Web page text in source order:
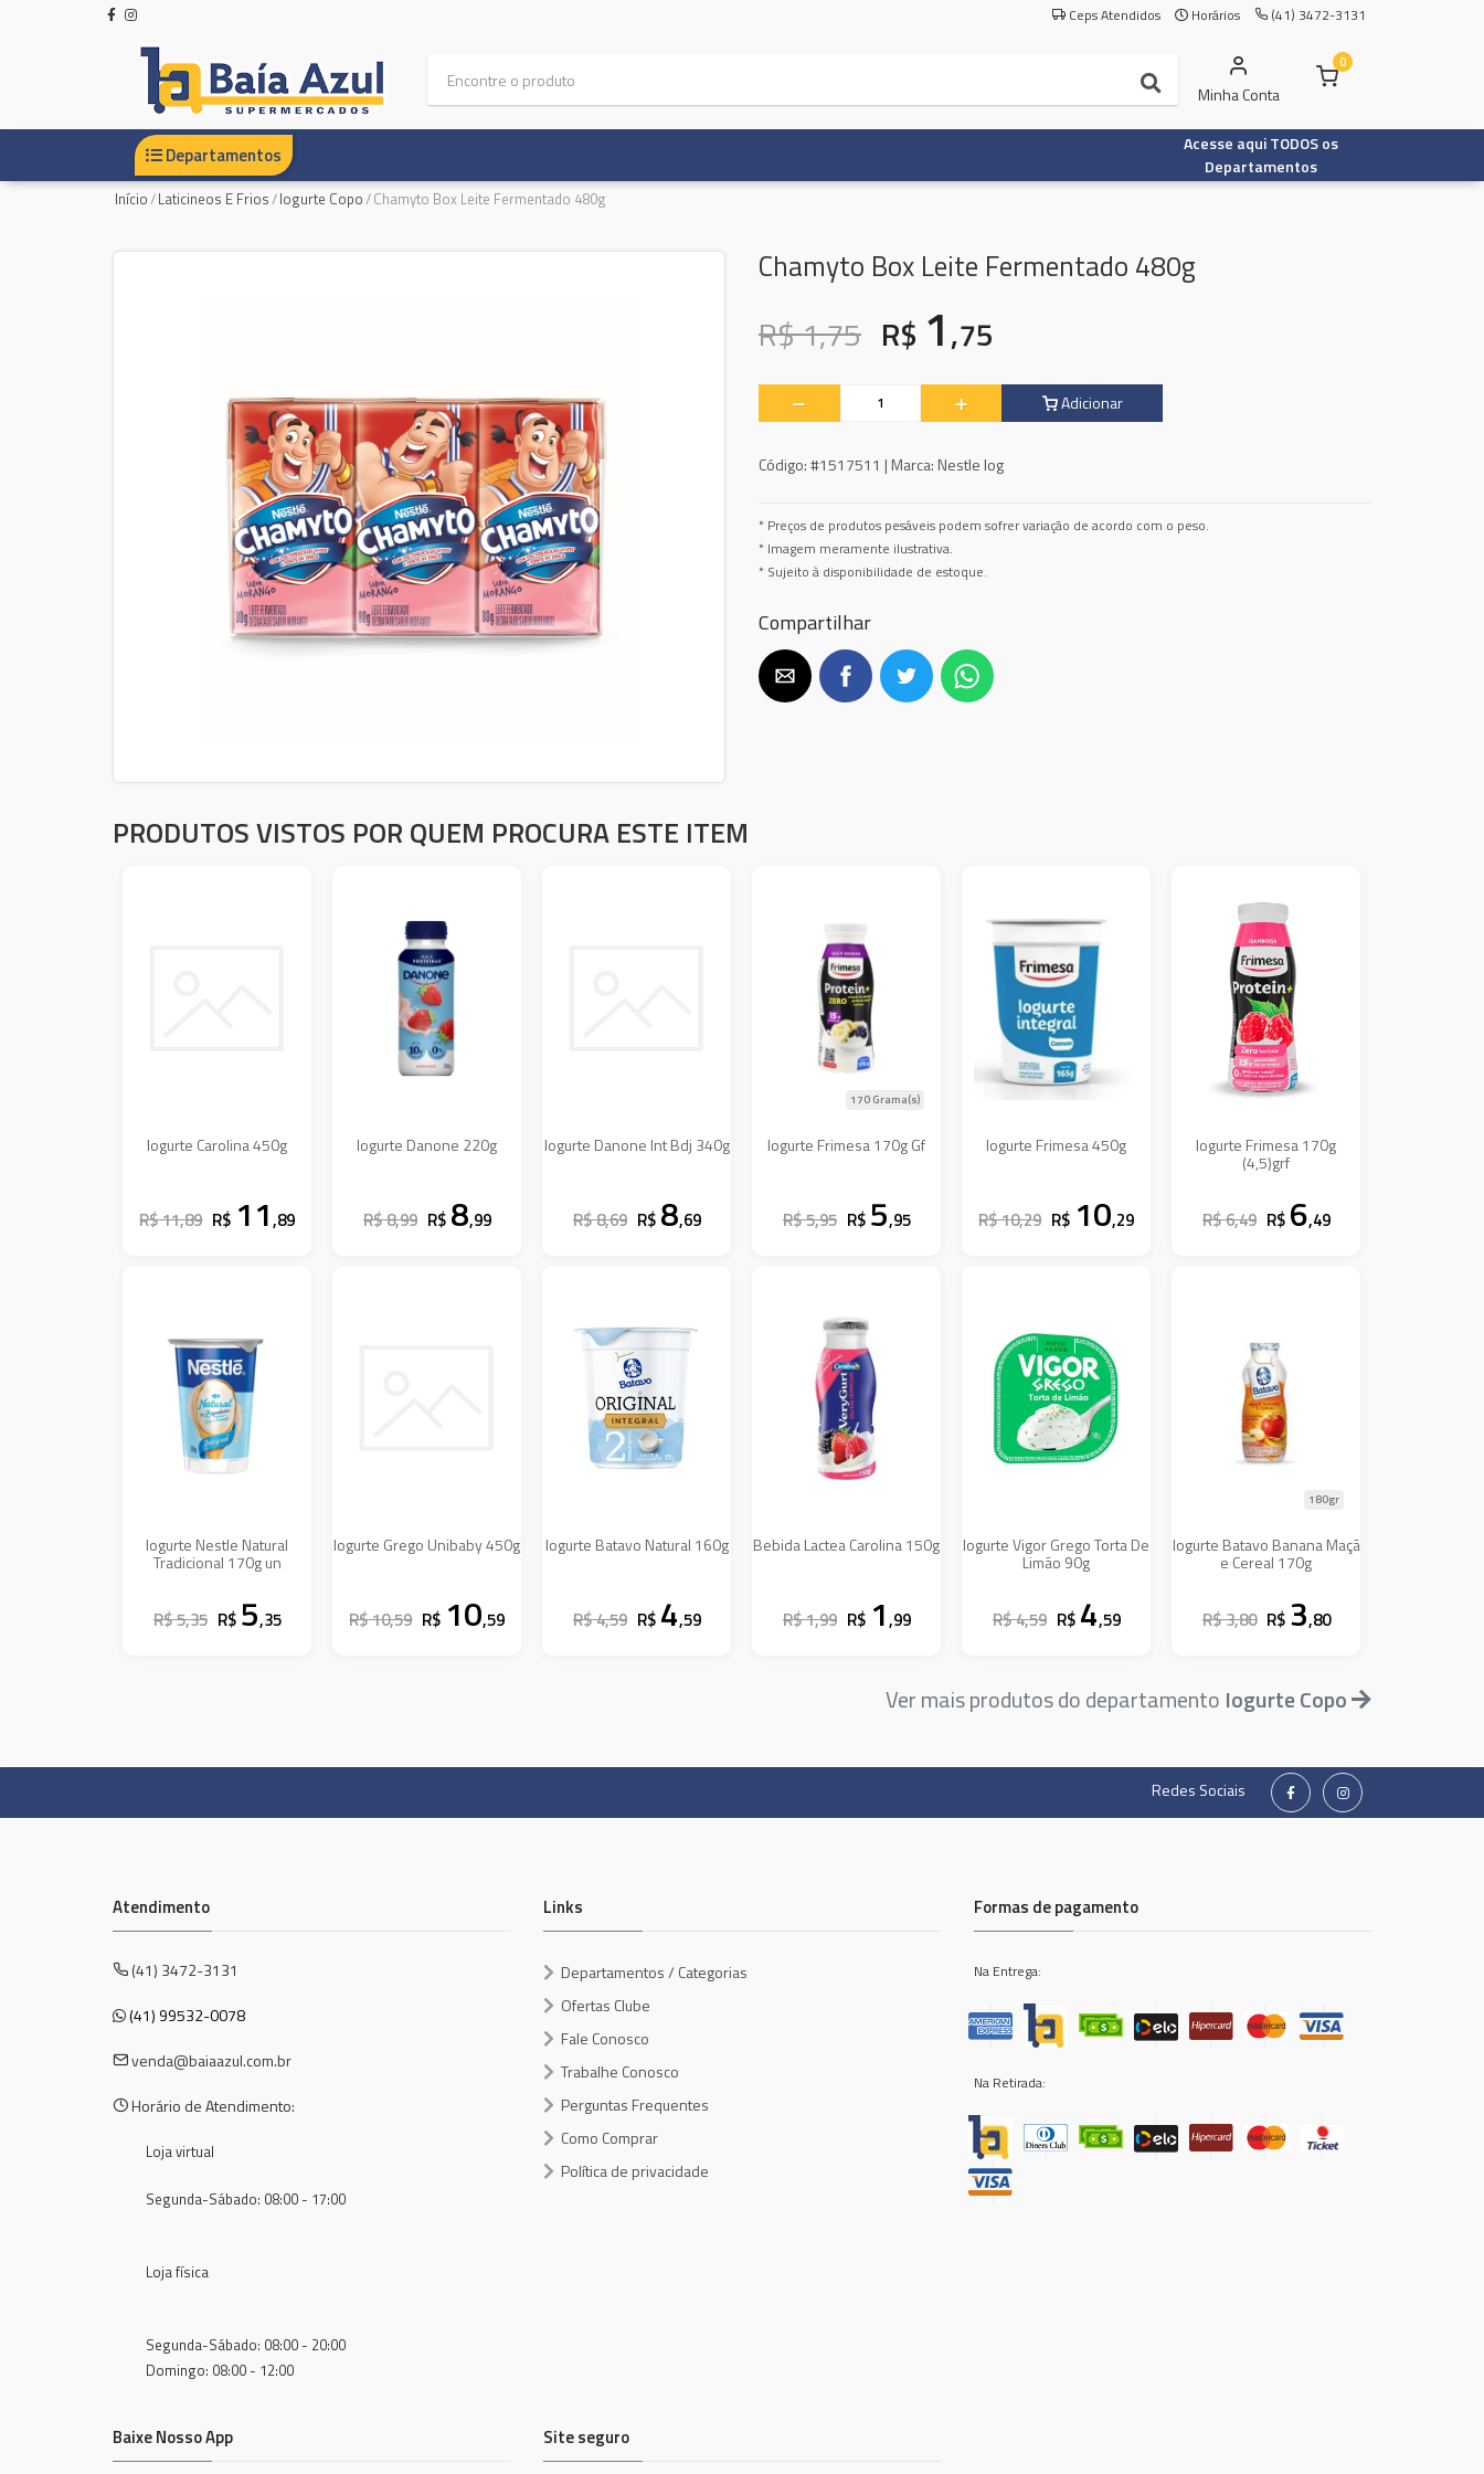
Ceps Atendidos Horários (41) 3472-3131
Minha Conta
0
Departamentos
Acesse aqui TODOS os
Departamentos
Início/Laticineos E Frios/Iogurte Copo/Chamyto Box Leite Fermentado 480g
Chamyto Box Leite Fermentado 480g
R$ 1,75 R$ 1,75
Adicionar
Código:#1517511 | Marca: Nestle Iog
* Preços de produtos pesáveis podem sofrer variação de acordo com o peso.
* Imagem meramente ilustrativa.
* Sujeito à disponibilidade de estoque.
Compartilhar
PRODUTOS VISTOS POR QUEM PROCURA ESTE ITEM
Iogurte Carolina 450g
R$ 11,89 R$ 11,89
Iogurte Danone 220g
R$ 8,99 R$ 8,99
Iogurte Danone Int Bdj 340g
R$ 8,69 R$ 8,69
Iogurte Frimesa 170g Gf
170 Grama(s)
R$ 5,95 R$ 5,95
Iogurte Frimesa 450g
R$ 10,29 R$ 10,29
Iogurte Frimesa 170g
(4,5)grf
R$ 6,49 R$ 6,49
Iogurte Nestle Natural
Tradicional 170g un
R$ 5,35 R$ 5,35
Iogurte Grego Unibaby 450g
R$ 10,59 R$ 10,59
Iogurte Batavo Natural 160g
R$ 4,59 R$ 4,59
Bebida Lactea Carolina 150g
R$ 1,99 R$ 1,99
Iogurte Vigor Grego Torta De
Limão 90g
R$ 4,59 R$ 4,59
Iogurte Batavo Banana Maçã
e Cereal 170g
180gr
R$ 3,80 R$ 3,80
Ver mais produtos do departamento Iogurte Copo
Redes Sociais
Atendimento
(41) 3472-3131
(41) 99532-0078
venda@baiaazul.com.br
Horário de Atendimento:
Loja virtual
Segunda-Sábado: 08:00 - 17:00
Loja física
Segunda-Sábado: 08:00 - 20:00
Domingo: 08:00 - 12:00
Links
Departamentos / Categorias
Ofertas Clube
Fale Conosco
Trabalhe Conosco
Perguntas Frequentes
Como Comprar
Política de privacidade
Formas de pagamento
Na Entrega:
Na Retirada:
Baixe Nosso App Site seguro